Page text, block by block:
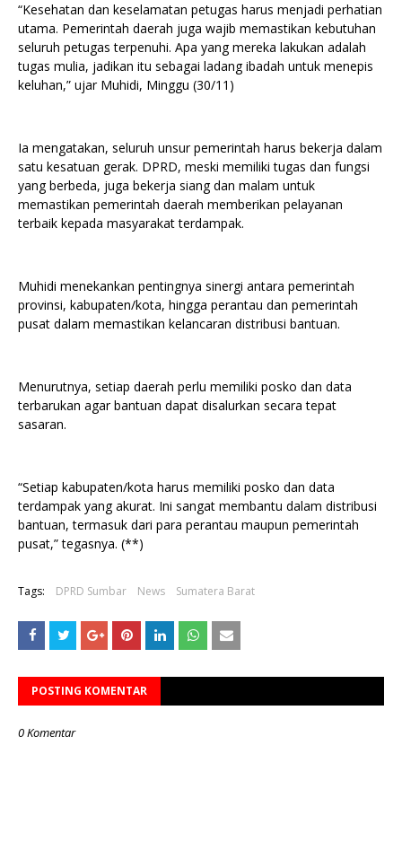
“Kesehatan dan keselamatan petugas harus menjadi perhatian
utama. Pemerintah daerah juga wajib memastikan kebutuhan
seluruh petugas terpenuhi. Apa yang mereka lakukan adalah
tugas mulia, jadikan itu sebagai ladang ibadah untuk menepis
keluhan,” ujar Muhidi, Minggu (30/11)
Ia mengatakan, seluruh unsur pemerintah harus bekerja dalam
satu kesatuan gerak. DPRD, meski memiliki tugas dan fungsi
yang berbeda, juga bekerja siang dan malam untuk
memastikan pemerintah daerah memberikan pelayanan
terbaik kepada masyarakat terdampak.
Muhidi menekankan pentingnya sinergi antara pemerintah
provinsi, kabupaten/kota, hingga perantau dan pemerintah
pusat dalam memastikan kelancaran distribusi bantuan.
Menurutnya, setiap daerah perlu memiliki posko dan data
terbarukan agar bantuan dapat disalurkan secara tepat
sasaran.
“Setiap kabupaten/kota harus memiliki posko dan data
terdampak yang akurat. Ini sangat membantu dalam distribusi
bantuan, termasuk dari para perantau maupun pemerintah
pusat,” tegasnya. (**)
Tags: DPRD Sumbar News Sumatera Barat
POSTING KOMENTAR
0 Komentar